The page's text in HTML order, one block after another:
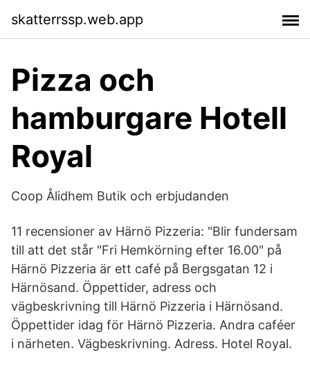
skatterrssp.web.app
Pizza och
hamburgare Hotell
Royal
Coop Ålidhem Butik och erbjudanden
11 recensioner av Härnö Pizzeria: "Blir fundersam
till att det står "Fri Hemkörning efter 16.00" på
Härnö Pizzeria är ett café på Bergsgatan 12 i
Härnösand. Öppettider, adress och
vägbeskrivning till Härnö Pizzeria i Härnösand.
Öppettider idag för Härnö Pizzeria. Andra caféer
i närheten. Vägbeskrivning. Adress. Hotel Royal.